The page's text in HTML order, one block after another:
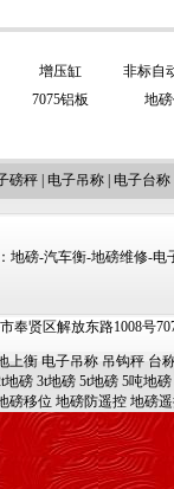
增压缸
非标自
7075铝板 地
磅秤 电子吊称 电子台称
地磅-汽车衡-地磅维修-电
奉贤区解放东路1008号
上衡 电子吊称 吊钩秤 台
地磅 3t地磅 5t地磅 5吨地磅
磅移位 地磅防遥控 地磅